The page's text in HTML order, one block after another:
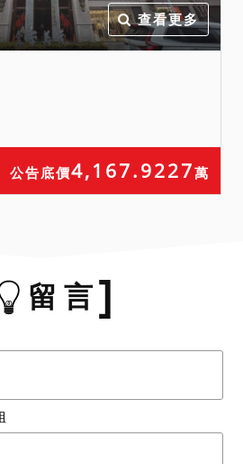
鑑定報告或（或）上揭
形有所出入，仍請投標人
再執前揭事由聲明異議
（或）聲請撤拍。
、本件如有停止、撤回、
止拍定，無息返還已繳
之款項，當事人均不得異
買。
上開不動產3宗合併應
查看更多
公告底價4,167.9227萬
留 言